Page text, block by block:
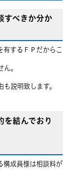
すべきか分か
有するＦＰだからこ
。
説明致します。
を結んでおり
構成員様は相談料が